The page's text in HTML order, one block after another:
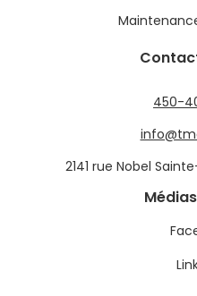
450-
2141 rue Nobel